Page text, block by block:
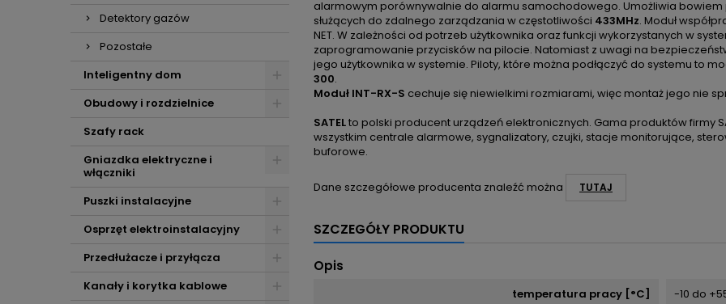
Detektory gazów
Pozostałe
Inteligentny dom
Obudowy i rozdzielnice
Szafy rack
Gniazdka elektryczne i
włączniki
Puszki instalacyjne
Osprzęt elektroinstalacyjny
Przedłużacze i przyłącza
Kanały i korytka kablowe
alarmowym porównywalnie do alarmu samochodowego. Umożliwia
służących do zdalnego zarządzania w częstotliwości 433MHz. Moduł
NET. W zależności od potrzeb użytkownika oraz funkcji wykorzystanych w
zaprogramowanie przycisków na pilocie. Natomiast z uwagi na
jego użytkownika w systemie. Piloty, które można podłączyć do systemu to
300.
Moduł INT-RX-S cechuje się niewielkimi rozmiarami, więc montaż jego nie
SATELto polski producent urządzeń elektronicznych. Gama produktów firmy
wszystkim centrale alarmowe, sygnalizatory, czujki, stacje monitorujące,
buforowe.
Dane szczegółowe producenta znaleźć można TUTAJ
SZCZEGÓŁY PRODUKTU
Opis
temperatura pracy [°C] -10 do